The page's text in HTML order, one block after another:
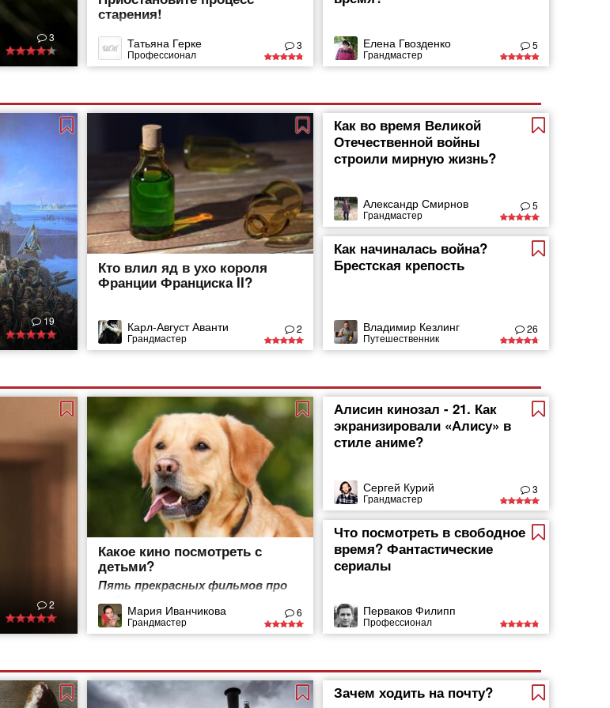
3
старения!
Татьяна Герке
Профессионал
3 Елена Гвозденко
Грандмастер
5
19
Кто влил яд в ухо короля
Франции Франциска II?
Карл-Август Аванти
Грандмастер
2
Как во время Великой
Отечественной войны
строили мирную жизнь?
Александр Смирнов
Грандмастер
5
Как начиналась война?
Брестская крепость
Владимир Кезлинг
Путешественник
26
2
Какое кино посмотреть с
детьми?
Пять прекрасных фильмов про
собак
Мария Иванчикова
Грандмастер
6
Алисин кинозал - 21. Как
экранизировали «Алису» в
стиле аниме?
Сергей Курий
Грандмастер
3
Что посмотреть в свободное
время? Фантастические
сериалы
Перваков Филипп
Профессионал
Зачем ходить на почту?